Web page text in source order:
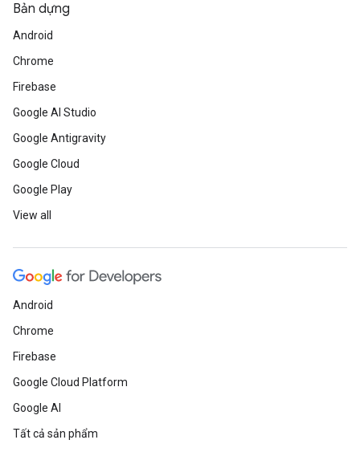
Bản dựng
Android
Chrome
Firebase
Google AI Studio
Google Antigravity
Google Cloud
Google Play
View all
Android
Chrome
Firebase
Google Cloud Platform
Google AI
Tất cả sản phẩm